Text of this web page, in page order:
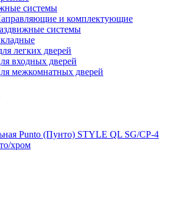
системы
и комплектующие
системы
легких дверей
входных дверей
межкомнатных дверей
Punto (Пунто) STYLE QL SG/CP-4
хром